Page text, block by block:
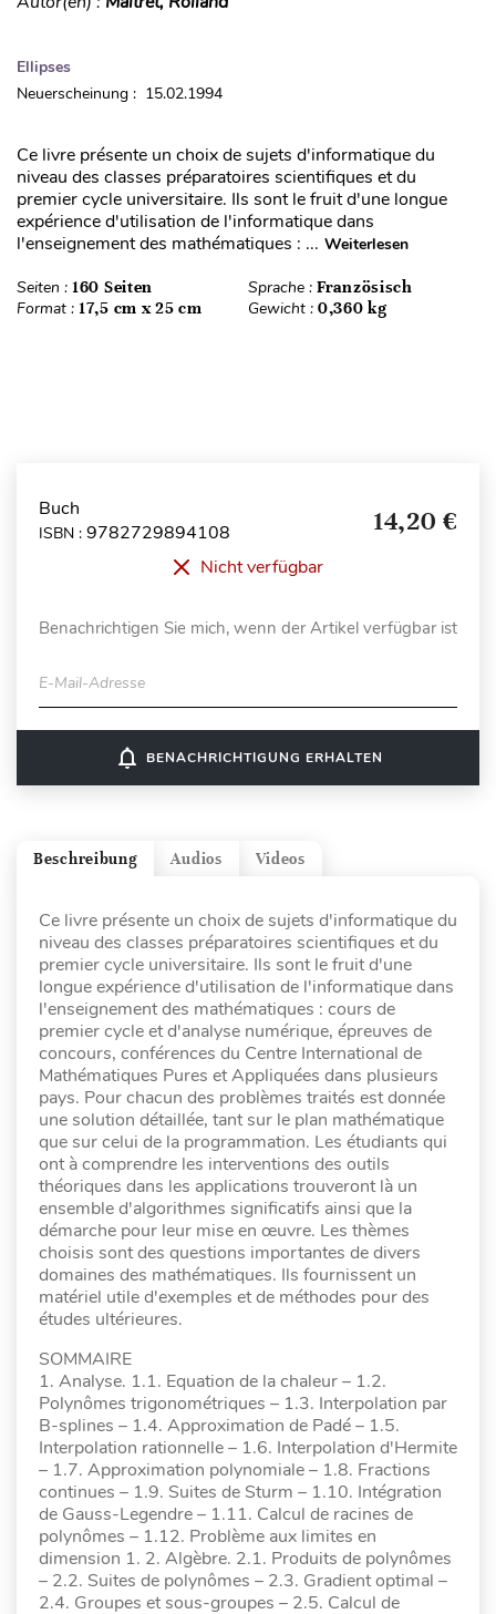
Ellipses
Neuerscheinung : 15.02.1994
Ce livre présente un choix de sujets d'informatique du
niveau des classes préparatoires scientifiques et du
premier cycle universitaire. Ils sont le fruit d'une longue
expérience d'utilisation de l'informatique dans
l'enseignement des mathématiques : ... Weiterlesen
Seiten : 160 Seiten Sprache : Französisch
Format : 17,5 cm x 25 cm Gewicht : 0,360 kg
Buch
ISBN : 9782729894108 14,20 €
Nicht verfügbar
Benachrichtigen Sie mich, wenn der Artikel verfügbar ist
E-Mail-Adresse
notifications_none BENACHRICHTIGUNG ERHALTEN
Videos
Audios
Beschreibung
Ce livre présente un choix de sujets d'informatique du
niveau des classes préparatoires scientifiques et du
premier cycle universitaire. Ils sont le fruit d'une
longue expérience d'utilisation de l'informatique dans
l'enseignement des mathématiques : cours de
premier cycle et d'analyse numérique, épreuves de
concours, conférences du Centre International de
Mathématiques Pures et Appliquées dans plusieurs
pays. Pour chacun des problèmes traités est donnée
une solution détaillée, tant sur le plan mathématique
que sur celui de la programmation. Les étudiants qui
ont à comprendre les interventions des outils
théoriques dans les applications trouveront là un
ensemble d'algorithmes significatifs ainsi que la
démarche pour leur mise en œuvre. Les thèmes
choisis sont des questions importantes de divers
domaines des mathématiques. Ils fournissent un
matériel utile d'exemples et de méthodes pour des
études ultérieures.
SOMMAIRE
1. Analyse. 1.1. Equation de la chaleur – 1.2.
Polynômes trigonométriques – 1.3. Interpolation par
B-splines – 1.4. Approximation de Padé – 1.5.
Interpolation rationnelle – 1.6. Interpolation d'Hermite
– 1.7. Approximation polynomiale – 1.8. Fractions
continues – 1.9. Suites de Sturm – 1.10. Intégration
de Gauss-Legendre – 1.11. Calcul de racines de
polynômes – 1.12. Problème aux limites en
dimension 1. 2. Algèbre. 2.1. Produits de polynômes
– 2.2. Suites de polynômes – 2.3. Gradient optimal –
2.4. Groupes et sous-groupes – 2.5. Calcul de